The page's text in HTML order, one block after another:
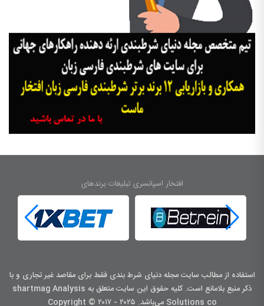
افتخار اسپانسری تبلیغات برندهای
استفاده از مطالب سایت مجله دنیای شرط بندی فقط برای مقاصد غیر تجاری و با
ذکر منبع بلامانع است. کليه حقوق اين سايت متعلق به shartmag Analysis
Solutions co می‌باشد. Copyright © ۲۰۱۷ - ۲۰۲۵